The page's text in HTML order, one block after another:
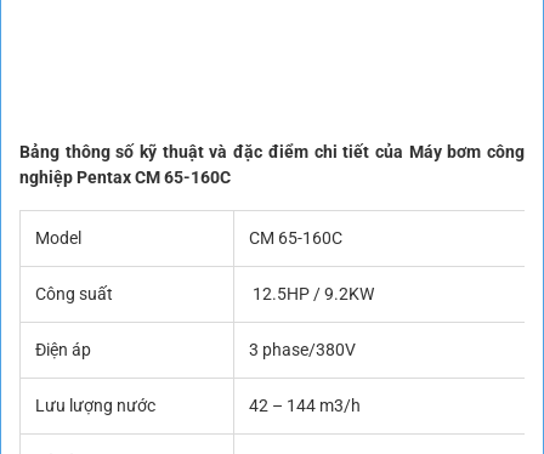
Bảng thông số kỹ thuật và đặc điểm chi tiết của Máy bơm công
nghiệp Pentax CM 65-160C
Model CM 65-160C
Công suất 12.5HP / 9.2KW
Điện áp 3 phase/380V
Lưu lượng nước 42 – 144 m3/h